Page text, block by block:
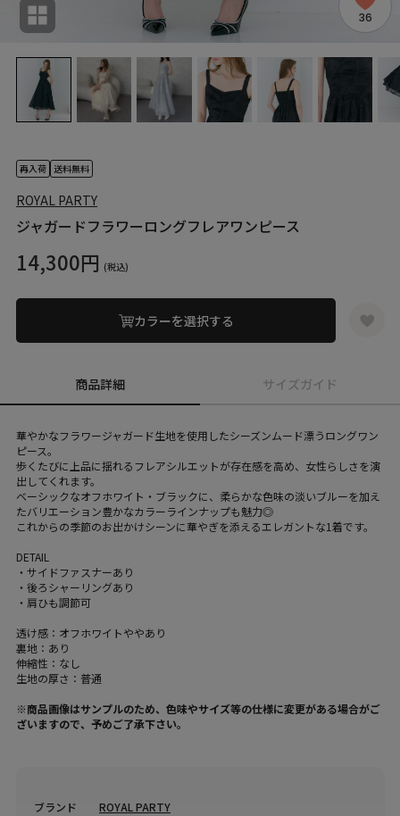
36
再入荷 送料無料
ROYAL PARTY
ジャガードフラワーロングフレアワンピース
14,300円 (税込)
カラーを選択する
商品詳細 サイズガイド
華やかなフラワージャガード生地を使用したシーズンムード漂うロングワン
ピース。
歩くたびに上品に揺れるフレアシルエットが存在感を高め、女性らしさを演
出してくれます。
ベーシックなオフホワイト・ブラックに、柔らかな色味の淡いブルーを加え
たバリエーション豊かなカラーラインナップも魅力◎
これからの季節のお出かけシーンに華やぎを添えるエレガントな1着です。
DETAIL
・サイドファスナーあり
・後ろシャーリングあり
・肩ひも調節可
透け感：オフホワイトややあり
裏地：あり
伸縮性：なし
生地の厚さ：普通
※商品画像はサンプルのため、色味やサイズ等の仕様に変更がある場合がご
ざいますので、予めご了承下さい。
ブランド
ROYAL PARTY